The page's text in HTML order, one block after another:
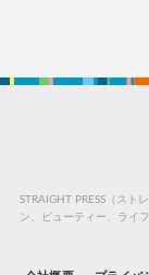
STRAIGHT PRESS（スト
ン、ビューティー、ライ